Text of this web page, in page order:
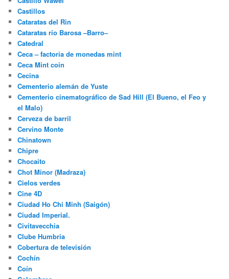
Castillos
Cataratas del Rin
Cataratas río Barosa –Barro–
Catedral
Ceca – factoria de monedas mint
Ceca Mint coin
Cecina
Cementerio alemán de Yuste
Cementerio cinematográfico de Sad Hill (El Bueno, el Feo y
el Malo)
Cerveza de barril
Cervino Monte
Chinatown
Chipre
Chocaito
Chot Minor (Madraza)
Cielos verdes
Cine 4D
Ciudad Ho Chi Minh (Saigón)
Ciudad Imperial.
Civitavecchia
Clube Humbria
Cobertura de televisión
Cochín
Coín